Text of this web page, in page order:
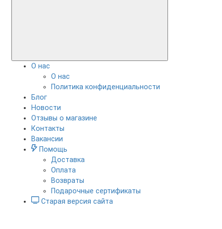
О нас
О нас
Политика конфиденциальности
Блог
Новости
Отзывы о магазине
Контакты
Вакансии
Помощь
Доставка
Оплата
Возвраты
Подарочные сертификаты
Старая версия сайта